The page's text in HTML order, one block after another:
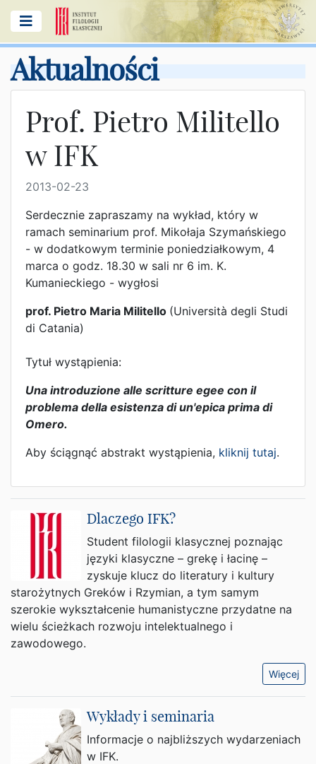
Aktualności
Prof. Pietro Militello
w IFK
2013-02-23
Serdecznie zapraszamy na wykład, który w
ramach seminarium prof. Mikołaja Szymańskiego
- w dodatkowym terminie poniedziałkowym, 4
marca o godz. 18.30 w sali nr 6 im. K.
Kumanieckiego - wygłosi
prof. Pietro Maria Militello (Università degli Studi
di Catania)
Tytuł wystąpienia:
Una introduzione alle scritture egee con il
problema della esistenza di un'epica prima di
Omero.
Aby ściągnąć abstrakt wystąpienia, kliknij tutaj.
Dlaczego IFK?
Student filologii klasycznej poznając
języki klasyczne – grekę i łacinę –
zyskuje klucz do literatury i kultury
starożytnych Greków i Rzymian, a tym samym
szerokie wykształcenie humanistyczne przydatne na
wielu ścieżkach rozwoju intelektualnego i
zawodowego.
Więcej
Wykłady i seminaria
Informacje o najbliższych wydarzeniach
w IFK.